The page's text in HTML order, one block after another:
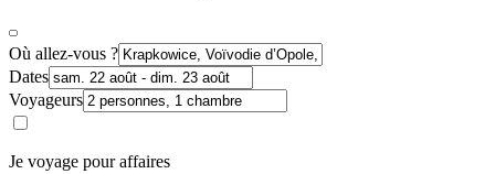
Où allez-vous ?
Dates
Voyageurs
Je voyage pour affaires